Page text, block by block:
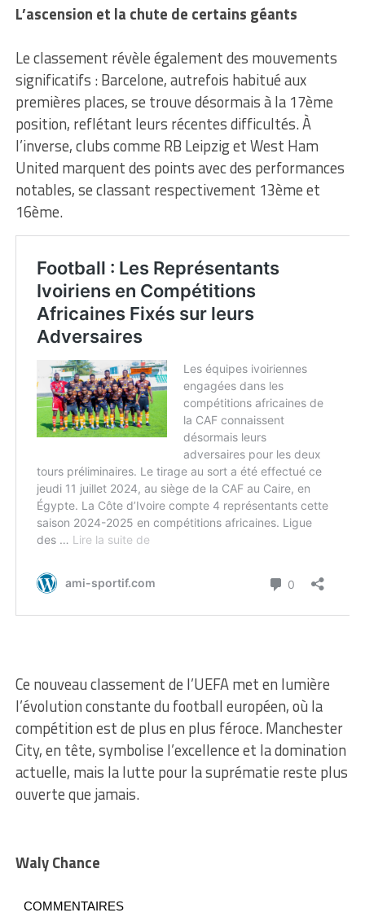
L’ascension et la chute de certains géants
Le classement révèle également des mouvements
significatifs : Barcelone, autrefois habitué aux
premières places, se trouve désormais à la 17ème
position, reflétant leurs récentes difficultés. À
l’inverse, clubs comme RB Leipzig et West Ham
United marquent des points avec des performances
notables, se classant respectivement 13ème et
16ème.
Ce nouveau classement de l’UEFA met en lumière
l’évolution constante du football européen, où la
compétition est de plus en plus féroce. Manchester
City, en tête, symbolise l’excellence et la domination
actuelle, mais la lutte pour la suprématie reste plus
ouverte que jamais.
Waly Chance
COMMENTAIRES